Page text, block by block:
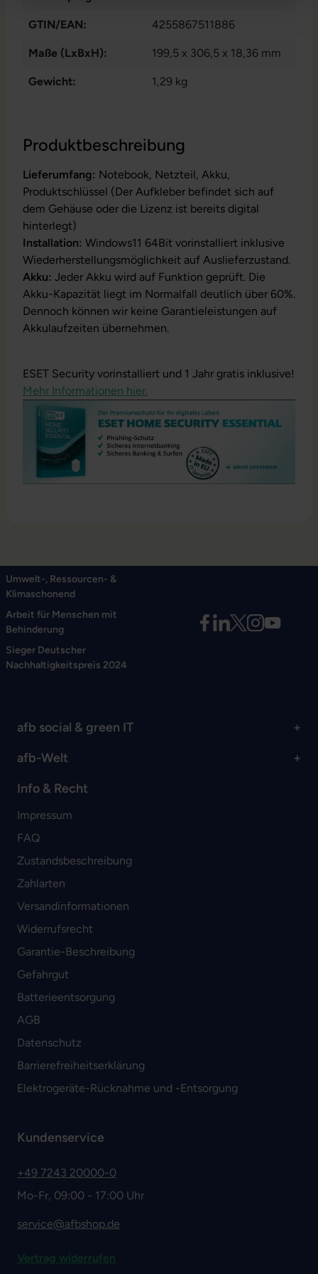
Produktbeschreibung
Lieferumfang: Notebook, Netzteil, Akku,
Produktschlüssel (Der Aufkleber befindet sich auf
dem Gehäuse oder die Lizenz ist bereits digital
hinterlegt)
Installation: Windows11 64Bit vorinstalliert inklusive
Wiederherstellungsmöglichkeit auf Auslieferzustand.
Akku: Jeder Akku wird auf Funktion geprüft. Die
Akku-Kapazität liegt im Normalfall deutlich über 60%.
Dennoch können wir keine Garantieleistungen auf
Akkulaufzeiten übernehmen.
ESET Security vorinstalliert und 1 Jahr gratis inklusive!
Mehr Informationen hier.
GTIN/EAN: 4255867511886
Maße (LxBxH): 199,5 x 306,5 x 18,36 mm
Gewicht: 1,29 kg
Umwelt-, Ressourcen- &
Klimaschonend
Arbeit für Menschen mit
Behinderung
Sieger Deutscher
Nachhaltigkeitspreis 2024
afb social & green IT
afb-Welt
Info & Recht
Impressum
FAQ
Zustandsbeschreibung
Zahlarten
Versandinformationen
Widerrufsrecht
Garantie-Beschreibung
Gefahrgut
Batterieentsorgung
AGB
Datenschutz
Barrierefreiheitserklärung
Elektrogeräte-Rücknahme und -Entsorgung
Kundenservice
+49 7243 20000-0
Mo-Fr, 09:00 - 17:00 Uhr
service@afbshop.de
Vertrag widerrufen